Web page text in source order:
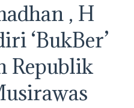
, H
‘BukBer’
Republik